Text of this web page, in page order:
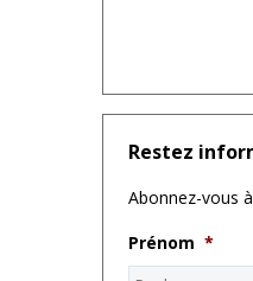
Restez
Abonnez-vous
Prénom *